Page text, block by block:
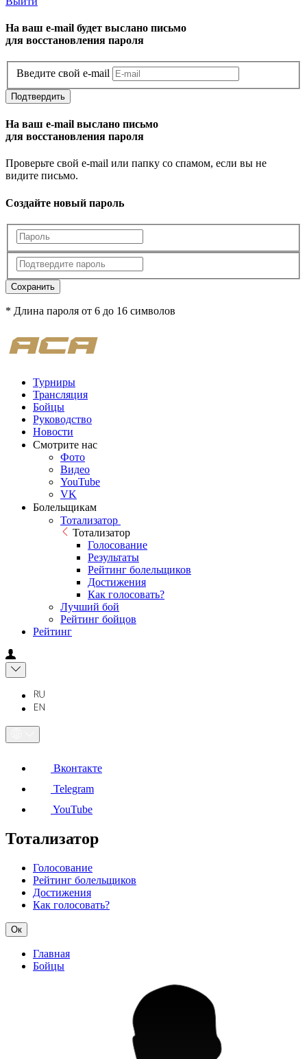
На ваш e-mail будет выслано письмо
для восстановления пароля
Введите свой e-mail
Подтвердить
На ваш e-mail выслано письмо
для восстановления пароля
Проверьте свой e-mail или папку со спамом, если вы не
видите письмо.
Создайте новый пароль
Сохранить
* Длина пароля от 6 до 16 символов
Турниры
Трансляция
Бойцы
Руководство
Новости
Смотрите нас
Фото
Видео
YouTube
VK
Болельщикам
Тотализатор
Тотализатор
Голосование
Результаты
Рейтинг болельщиков
Достижения
Как голосовать?
Лучший бой
Рейтинг бойцов
Рейтинг
Вконтакте
Telegram
YouTube
Тотализатор
Голосование
Рейтинг болельщиков
Достижения
Как голосовать?
Ок
Главная
Бойцы